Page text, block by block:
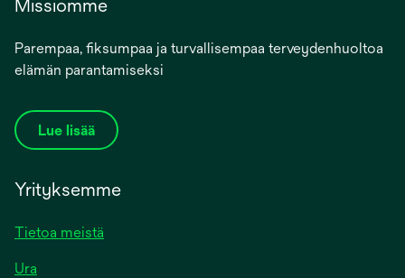
Missiomme
Parempaa, fiksumpaa ja turvallisempaa terveydenhuoltoa
elämän parantamiseksi
Lue lisää
Yrityksemme
Tietoa meistä
Ura